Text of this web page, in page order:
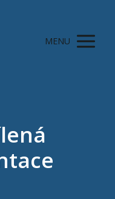
MENU